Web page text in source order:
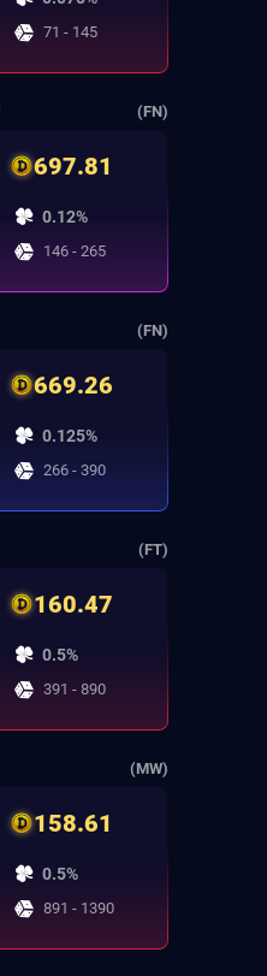
71 - 145
(FN)
697.81
0.12%
146 - 265
(FN)
669.26
0.125%
266 - 390
(FT)
160.47
0.5%
391 - 890
(MW)
158.61
0.5%
891 - 1390